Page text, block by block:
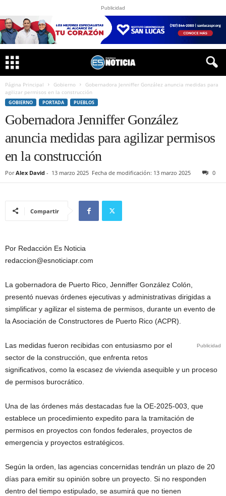
Publicidad
Página Principal Gobierno
Gobernadora Jenniffer González anuncia medidas para
agilizar permisos en la construcción
GOBIERNO PORTADA PUEBLOS
Gobernadora Jenniffer González
anuncia medidas para agilizar permisos
en la construcción
Por Alex David - 13 marzo 2025 Fecha de modificación: 13 marzo 2025 0
Compartir
Por Redacción Es Noticia
redaccion@esnoticiapr.com
La gobernadora de Puerto Rico, Jenniffer González Colón,
presentó nuevas órdenes ejecutivas y administrativas dirigidas a
simplificar y agilizar el sistema de permisos, durante un evento de
la Asociación de Constructores de Puerto Rico (ACPR).
Publicidad
Las medidas fueron recibidas con entusiasmo por el
sector de la construcción, que enfrenta retos
significativos, como la escasez de vivienda asequible y un proceso
de permisos burocrático.
Una de las órdenes más destacadas fue la OE-2025-003, que
establece un procedimiento expedito para la tramitación de
permisos en proyectos con fondos federales, proyectos de
emergencia y proyectos estratégicos.
Según la orden, las agencias concernidas tendrán un plazo de 20
días para emitir su opinión sobre un proyecto. Si no responden
dentro del tiempo estipulado, se asumirá que no tienen